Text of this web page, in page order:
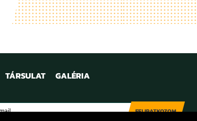
TÁRSULAT
GALÉRIA
FELIRATKOZOM